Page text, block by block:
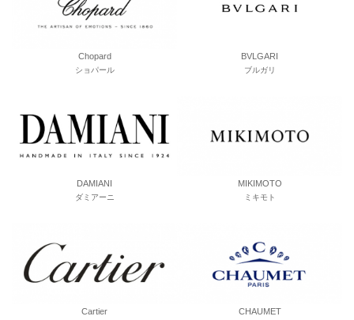
Chopard
ショパール
BVLGARI
ブルガリ
DAMIANI
ダミアーニ
MIKIMOTO
ミキモト
Cartier CHAUMET